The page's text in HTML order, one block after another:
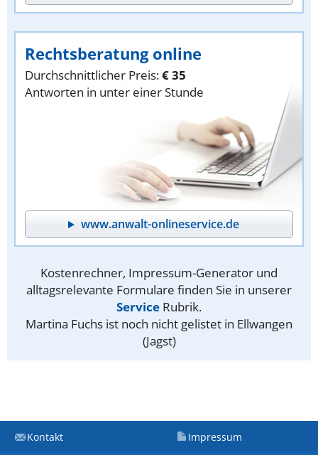
Rechtsberatung online
Durchschnittlicher Preis:€ 35
Antworten in unter einer Stunde
www.anwalt-onlineservice.de
Kostenrechner, Impressum-Generator und
alltagsrelevante Formulare finden Sie in unserer
Service Rubrik.
Martina Fuchs ist noch nicht gelistet in Ellwangen
(Jagst)
Kontakt Impressum